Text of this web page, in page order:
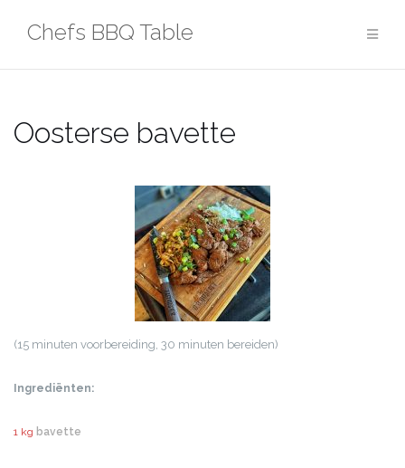
Chefs BBQ Table
Oosterse bavette
(15 minuten voorbereiding, 30 minuten bereiden)
Ingrediënten:
1 kg bavette